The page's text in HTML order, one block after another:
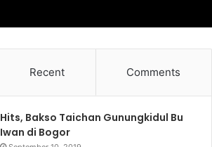
Recent Comments
Hits, Bakso Taichan Gunungkidul Bu
Iwan di Bogor